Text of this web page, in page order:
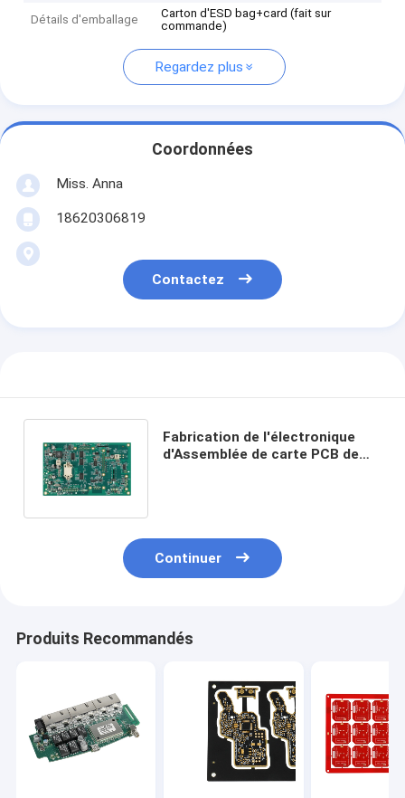
Détails d'emballage
Carton d'ESD bag+card (fait sur
commande)
Regardez plus
Coordonnées
Miss. Anna
18620306819
Contactez
Fabrication de l'électronique
d'Assemblée de carte PCB de
Continuer
Produits Recommandés